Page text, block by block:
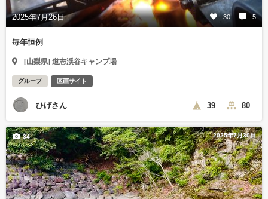
2025年7月26日 30 5
毎年恒例
[山梨県] 道志渓谷キャンプ場
グループ 区画サイト
ひげさん 39 80
2025年7月30日
34